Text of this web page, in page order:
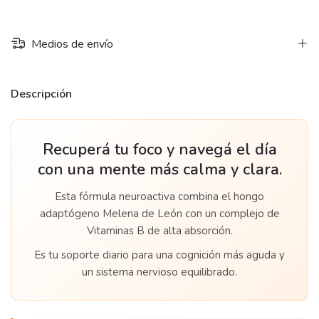
Medios de envío
Descripción
Recuperá tu foco y navegá el día
con una mente más calma y clara.
Esta fórmula neuroactiva combina el hongo
adaptógeno Melena de León con un complejo de
Vitaminas B de alta absorción.
Es tu soporte diario para una cognición más aguda y
un sistema nervioso equilibrado.